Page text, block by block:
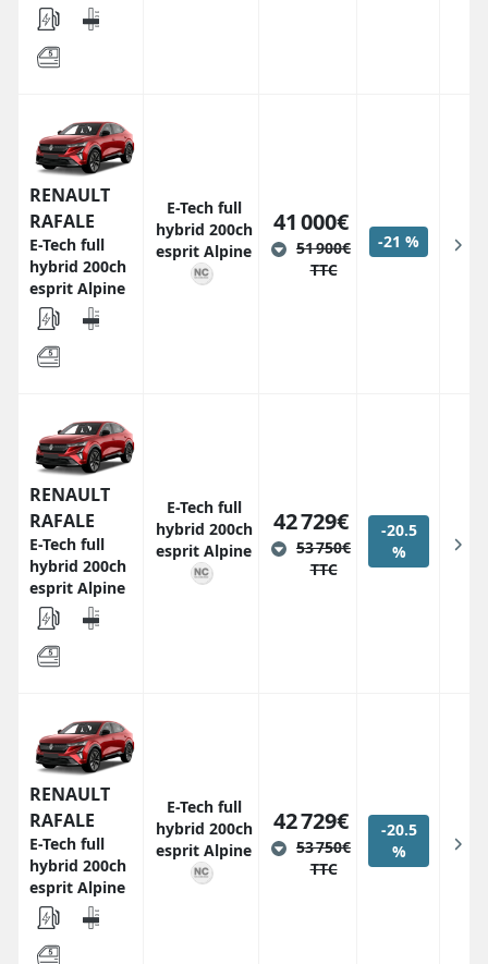
RENAULT
RAFALE
E-Tech full
hybrid 200ch
esprit Alpine
E-Tech full
hybrid 200ch
esprit Alpine
41 000€
51 900€
TTC
-21 %
RENAULT
RAFALE
E-Tech full
hybrid 200ch
esprit Alpine
E-Tech full
hybrid 200ch
esprit Alpine
42 729€
53 750€
TTC
-20.5
%
RENAULT
RAFALE
E-Tech full
hybrid 200ch
esprit Alpine
E-Tech full
hybrid 200ch
esprit Alpine
42 729€
53 750€
TTC
-20.5
%